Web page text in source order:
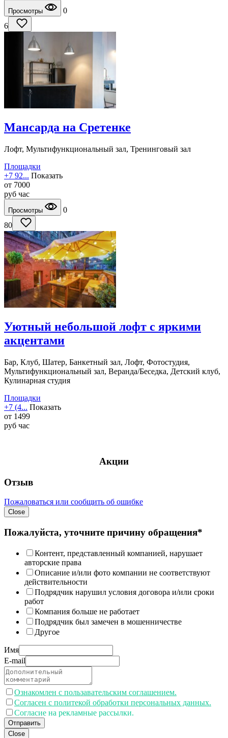
Просмотры
0
6
Мансарда на Сретенке
Лофт, Мультифункциональный зал, Тренинговый зал
Площадки
+7 92... Показать
от 7000
руб час
Просмотры
0
80
Уютный небольшой лофт с яркими
акцентами
Бар, Клуб, Шатер, Банкетный зал, Лофт, Фотостудия,
Мультифункциональный зал, Веранда/Беседка, Детский клуб,
Кулинарная студия
Площадки
+7 (4... Показать
от 1499
руб час
Акции
Отзыв
Пожаловаться или сообщить об ошибке
Close
Пожалуйста, уточните причину обращения*
Контент, представленный компанией, нарушает
авторские права
Описание и/или фото компании не соответствуют
действительности
Подрядчик нарушил условия договора и/или сроки
работ
Компания больше не работает
Подрядчик был замечен в мошенничестве
Другое
Имя
E-mail
Ознакомлен с пользавательским соглашением.
Согласен с политекой обработки персональных данных.
Согласие на рекламные рассылки.
Отправить
Close